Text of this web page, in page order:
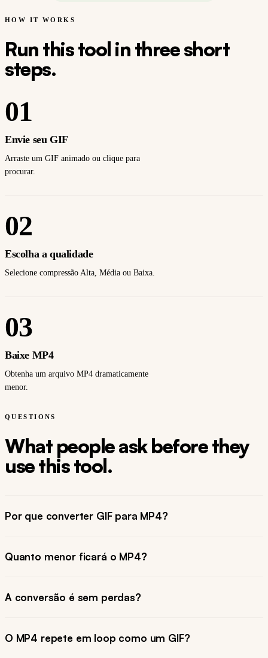
HOW IT WORKS
Run this tool in three short
steps.
01
Envie seu GIF
Arraste um GIF animado ou clique para
procurar.
02
Escolha a qualidade
Selecione compressão Alta, Média ou Baixa.
03
Baixe MP4
Obtenha um arquivo MP4 dramaticamente
menor.
QUESTIONS
What people ask before they
use this tool.
Por que converter GIF para MP4?
Quanto menor ficará o MP4?
A conversão é sem perdas?
O MP4 repete em loop como um GIF?